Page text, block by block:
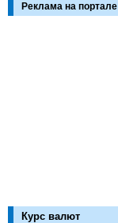
Реклама на портале
Курс валют